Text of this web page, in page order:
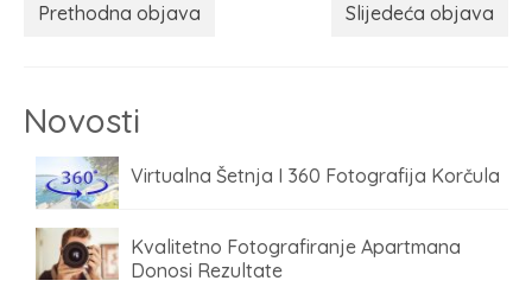
Prethodna objava Slijedeća objava
Novosti
Virtualna Šetnja I 360 Fotografija Korčula
Kvalitetno Fotografiranje Apartmana
Donosi Rezultate